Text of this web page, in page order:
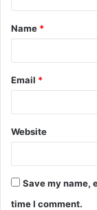
t
*
Name *
Email *
Website
Save my name,
time I comment.